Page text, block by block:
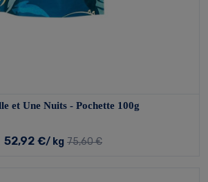
et Une Nuits - Pochette 100g
52,92 €/ kg 75,60 €